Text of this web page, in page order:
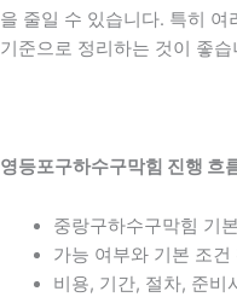
을 줄일 수 있습니다. 특히
기준으로 정리하는 것이 좋습
영등포구하수구막힘 진행
중랑구하수구막힘 기
가능 여부와 기본 조건
비용, 기간, 절차, 준비